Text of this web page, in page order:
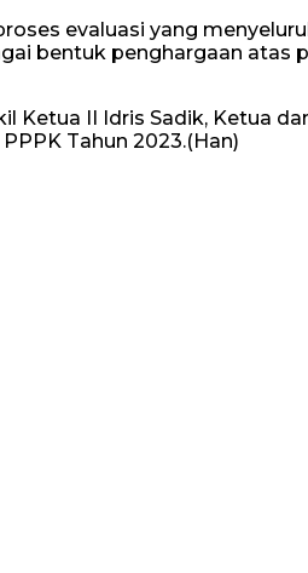
evaluasi yang
bentuk penghargaan atas
Ketua II Idris Sadik, Ketua
Tahun 2023.(Han)